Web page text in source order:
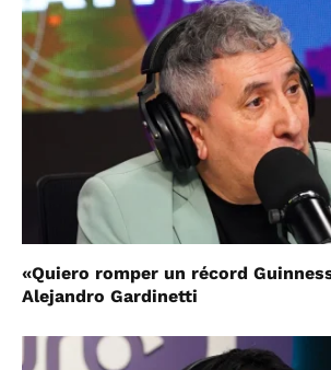
«Quiero romper un récord
Alejandro Gardinetti